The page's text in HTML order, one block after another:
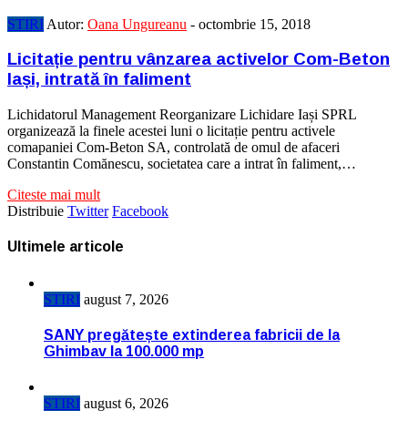
STIRI Autor: Oana Ungureanu - octombrie 15, 2018
Licitație pentru vânzarea activelor Com-Beton
Iași, intrată în faliment
Lichidatorul Management Reorganizare Lichidare Iași SPRL
organizează la finele acestei luni o licitație pentru activele
comapaniei Com-Beton SA, controlată de omul de afaceri
Constantin Comănescu, societatea care a intrat în faliment,…
Citeste mai mult
Distribuie Twitter Facebook
Ultimele articole
STIRI august 7, 2026
SANY pregătește extinderea fabricii de la
Ghimbav la 100.000 mp
STIRI august 6, 2026